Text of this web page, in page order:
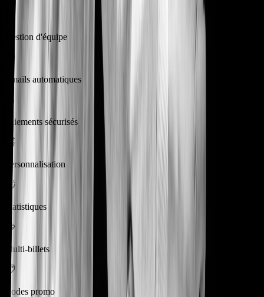
Gestion d'équipe
Emails automatiques
Paiements sécurisés
Personnalisation
Statistiques
Multi-billets
Codes promo